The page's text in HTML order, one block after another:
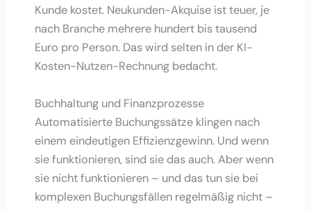
Kunde kostet. Neukunden-Akquise ist teuer, je
nach Branche mehrere hundert bis tausend
Euro pro Person. Das wird selten in der KI-
Kosten-Nutzen-Rechnung bedacht.
Buchhaltung und Finanzprozesse
Automatisierte Buchungssätze klingen nach
einem eindeutigen Effizienzgewinn. Und wenn
sie funktionieren, sind sie das auch. Aber wenn
sie nicht funktionieren – und das tun sie bei
komplexen Buchungsfällen regelmäßig nicht –